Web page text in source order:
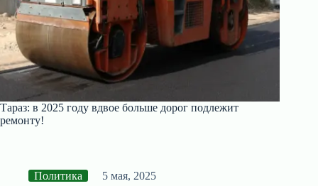
Тараз: в 2025 году вдвое больше дорог подлежит
ремонту!
Политика 5 мая, 2025